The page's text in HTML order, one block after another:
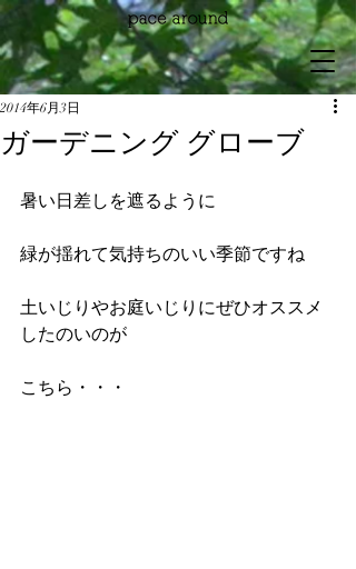
ガーデニング グローブ
2014年6月3日
暑い日差しを遮るように
緑が揺れて気持ちのいい季節ですね
土いじりやお庭いじりにぜひオススメ
したのいのが
こちら・・・